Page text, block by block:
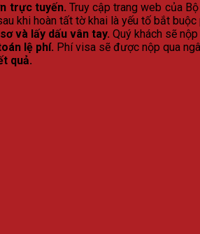
trực tuyến. Truy cập trang web của
khi hoàn tất tờ khai là yếu tố bắt
và lấy dấu vân tay. Quý khách sẽ
lệ phí. Phí visa sẽ được nộp qua
quả.